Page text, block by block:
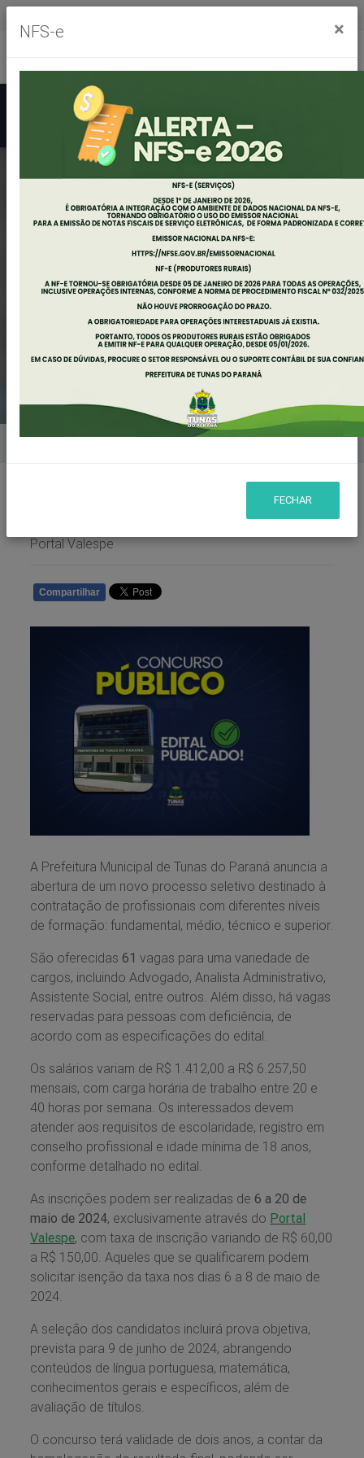
EDITAL DO
CONCURSO
PÚBLICO Nº
001/2024
PUBLICADO.
Portal Valespe
Compartilhar
A Prefeitura Municipal de Tunas do Paraná anuncia a
abertura de um novo processo seletivo destinado à
contratação de profissionais com diferentes níveis
de formação: fundamental, médio, técnico e superior.
São oferecidas 61 vagas para uma variedade de
cargos, incluindo Advogado, Analista Administrativo,
Assistente Social, entre outros. Além disso, há vagas
reservadas para pessoas com deficiência, de
acordo com as especificações do edital.
Os salários variam de R$ 1.412,00 a R$ 6.257,50
mensais, com carga horária de trabalho entre 20 e
40 horas por semana. Os interessados devem
atender aos requisitos de escolaridade, registro em
conselho profissional e idade mínima de 18 anos,
conforme detalhado no edital.
As inscrições podem ser realizadas de 6 a 20 de
maio de 2024, exclusivamente através do Portal
Valespe, com taxa de inscrição variando de R$ 60,00
a R$ 150,00. Aqueles que se qualificarem podem
solicitar isenção da taxa nos dias 6 a 8 de maio de
2024.
A seleção dos candidatos incluirá prova objetiva,
prevista para 9 de junho de 2024, abrangendo
conteúdos de língua portuguesa, matemática,
conhecimentos gerais e específicos, além de
avaliação de títulos.
O concurso terá validade de dois anos, a contar da
NFS-e ×
FECHAR